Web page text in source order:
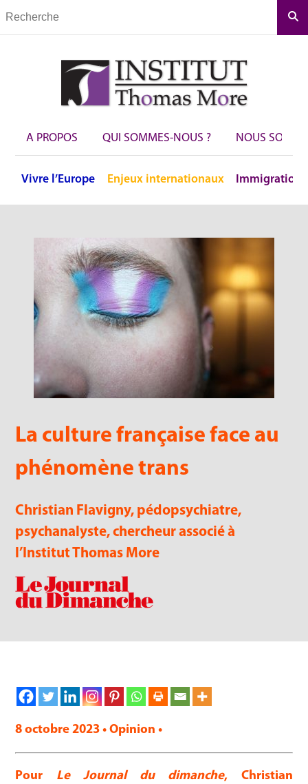
A PROPOS QUI SOMMES-NOUS ? NOUS
Vivre l’Europe Enjeux internationaux Immigration
La culture française face au
phénomène trans
Christian Flavigny, pédopsychiatre,
psychanalyste, chercheur associé à
l’Institut Thomas More
8 octobre 2023 • Opinion •
Pour Le Journal du dimanche, Christian